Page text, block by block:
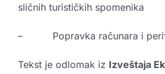
sličnih turističkih spomenika
– Popravka računara i
Tekst je odlomak iz Izveštaja